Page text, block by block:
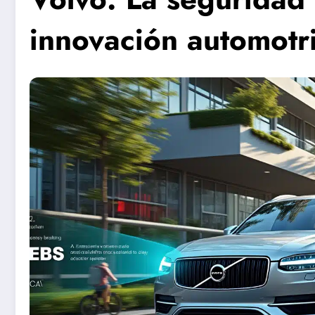
innovación